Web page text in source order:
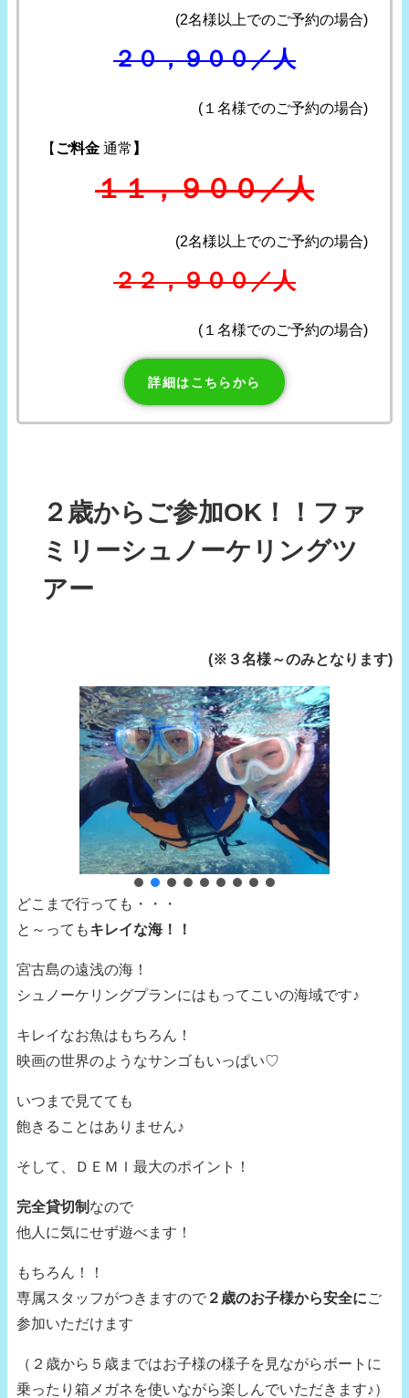
(2名様以上でのご予約の場合)
２０，９００／人
(１名様でのご予約の場合)
【 ご料金 通常 】
１１，９００／人
(2名様以上でのご予約の場合)
２２，９００／人
(１名様でのご予約の場合)
詳細はこちらから
２歳からご参加OK！！ファ
ミリーシュノーケリングツ
アー
(※３名様～のみとなります)
どこまで行っても・・・
と～ってもキレイな海！！
宮古島の遠浅の海！
シュノーケリングプランにはもってこいの海域です♪
キレイなお魚はもちろん！
映画の世界のようなサンゴもいっぱい♡
いつまで見てても
飽きることはありません♪
そして、ＤＥＭＩ最大のポイント！
完全貸切制 なので
他人に気にせず遊べます！
もちろん！！
専属スタッフがつきますので ２歳のお子様から安全にご
参加いただけます
（２歳から５歳まではお子様の様子を見ながらボートに
乗ったり箱メガネを使いながら楽しんでいただきます♪）